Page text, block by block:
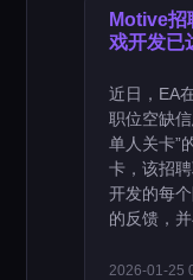
Motive招
戏开发已
近日，EA
职位空缺
单人关卡”
卡，该招
开发的每
的反馈，并
2026-01-25